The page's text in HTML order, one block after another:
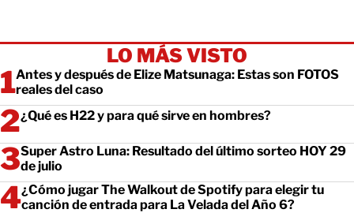
LO MÁS VISTO
Antes y después de Elize Matsunaga: Estas son FOTOS
reales del caso
¿Qué es H22 y para qué sirve en hombres?
Super Astro Luna: Resultado del último sorteo HOY 29
de julio
¿Cómo jugar The Walkout de Spotify para elegir tu
canción de entrada para La Velada del Año 6?